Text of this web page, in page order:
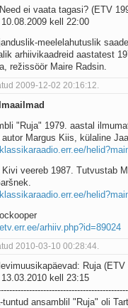
lained
lint
ei vaata tagasi? (ETV
kell 22:00
meelelahutuslik
arhiivikaadreid aastatest
režissöör Maire Radsin.
2009-12-02 20:16:12.
"Ruja" 1979. aastal
autor Margus Kiis, külaline
Kivi veereb 1987. Tutvustab
arhiiv.php?id=89024
2010-03-10 00:28:44.
Ruja (ETV
kell 23:15
tuntud ansamblil "Ruja" oli